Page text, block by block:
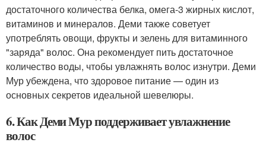
достаточного количества белка, омега-3 жирных кислот,
витаминов и минералов. Деми также советует
употреблять овощи, фрукты и зелень для витаминного
"заряда" волос. Она рекомендует пить достаточное
количество воды, чтобы увлажнять волос изнутри. Деми
Мур убеждена, что здоровое питание — один из
основных секретов идеальной шевелюры.
6. Как Деми Мур поддерживает увлажнение
волос